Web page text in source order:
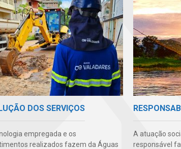
DOS SERVIÇOS
empregada e os
realizados fazem da Águas
A atuação
responsável